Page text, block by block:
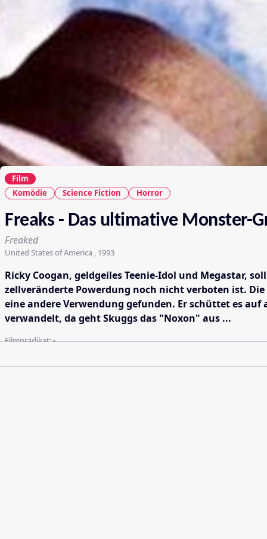
Film
Komödie
Science Fiction Horror
Freaks - Das ultimative Monster-
Freaked
United States of America , 1993
Ricky Coogan, geldgeiles Teenie-Idol und Megastar,
zellveränderte Powerdung noch nicht verboten ist.
eine andere Verwendung gefunden. Er schüttet es
verwandelt, da geht Skuggs das "Noxon" aus ...
Filmprädikat:-